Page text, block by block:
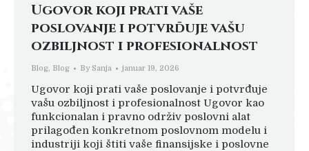
Ugovor koji prati vaše
poslovanje i potvrđuje vašu
ozbiljnost i profesionalnost
Blog, Blog By Sanja januar 19, 2026
Ugovor koji prati vaše poslovanje i potvrđuje
vašu ozbiljnost i profesionalnost Ugovor kao
funkcionalan i pravno održiv poslovni alat
prilagođen konkretnom poslovnom modelu i
industriji koji štiti vaše finansijske i poslovne